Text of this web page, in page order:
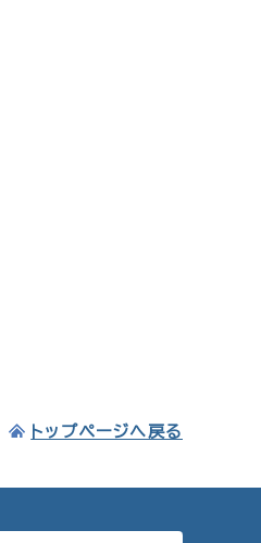
トップページへ戻る